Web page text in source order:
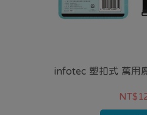
infotec 塑扣式 萬用